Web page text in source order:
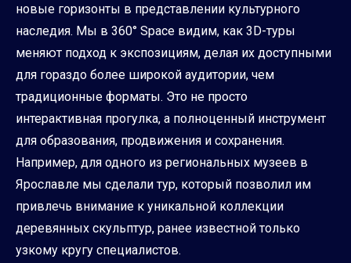
новые горизонты в представлении культурного
наследия. Мы в 360° Space видим, как 3D-туры
меняют подход к экспозициям, делая их доступными
для гораздо более широкой аудитории, чем
традиционные форматы. Это не просто
интерактивная прогулка, а полноценный инструмент
для образования, продвижения и сохранения.
Например, для одного из региональных музеев в
Ярославле мы сделали тур, который позволил им
привлечь внимание к уникальной коллекции
деревянных скульптур, ранее известной только
узкому кругу специалистов.